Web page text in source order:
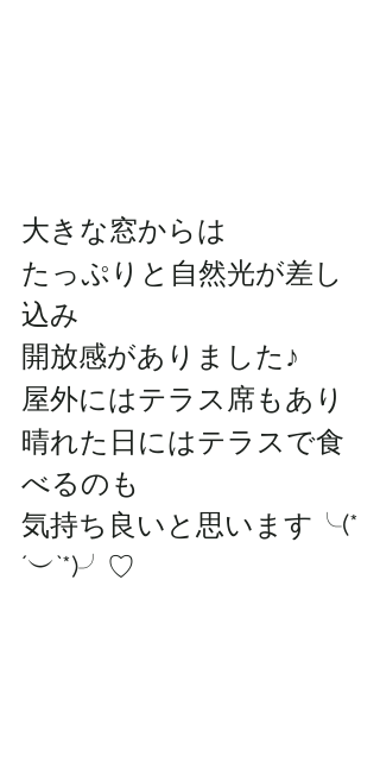
大きな窓からは
たっぷりと自然光が差し
込み
開放感がありました♪
屋外にはテラス席もあり
晴れた日にはテラスで食
べるのも
気持ち良いと思います╰(*
´︶`*)╯♡